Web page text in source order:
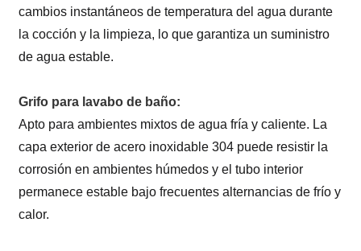
cambios instantáneos de temperatura del agua durante
la cocción y la limpieza, lo que garantiza un suministro
de agua estable.
Grifo para lavabo de baño:
Apto para ambientes mixtos de agua fría y caliente. La
capa exterior de acero inoxidable 304 puede resistir la
corrosión en ambientes húmedos y el tubo interior
permanece estable bajo frecuentes alternancias de frío y
calor.